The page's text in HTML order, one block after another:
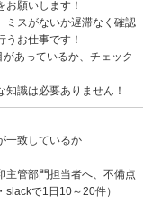
願いします！
スがないか遅滞なく確認
うお仕事です！
あっているか、チェック
識は必要ありません！
一致しているか
管部門担当者へ、不備点
で1日10～20件）